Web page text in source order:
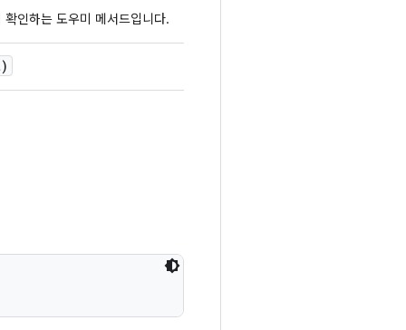
인하는 도우미 메서드입니다.